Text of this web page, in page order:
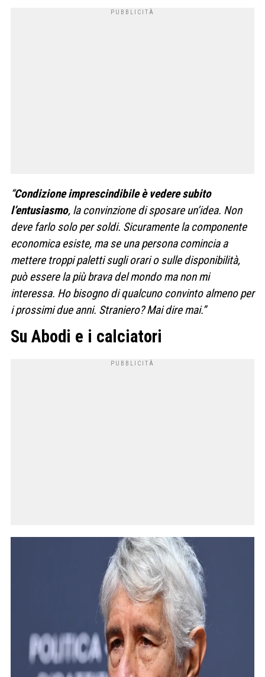
“Condizione imprescindibile è vedere subito
l’entusiasmo, la convinzione di sposare un’idea. Non
deve farlo solo per soldi. Sicuramente la componente
economica esiste, ma se una persona comincia a
mettere troppi paletti sugli orari o sulle disponibilità,
può essere la più brava del mondo ma non mi
interessa. Ho bisogno di qualcuno convinto almeno per
i prossimi due anni. Straniero? Mai dire mai.”
Su Abodi e i calciatori